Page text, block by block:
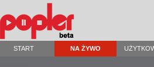
START NA ŻYWO